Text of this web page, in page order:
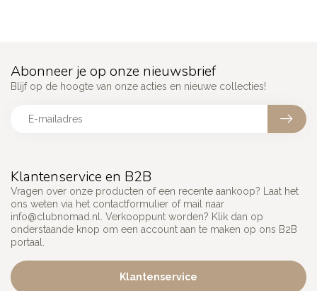
Klantenservice en B2B
Vragen over onze producten of een recente aankoop? Laat het
ons weten via het contactformulier of mail naar
info@clubnomad.nl
. Verkooppunt worden? Klik dan op
onderstaande knop om een account aan te maken op ons B2B
portaal.
Klantenservice
Abonneer je op onze nieuwsbrief
Blijf op de hoogte van onze acties en nieuwe collecties!